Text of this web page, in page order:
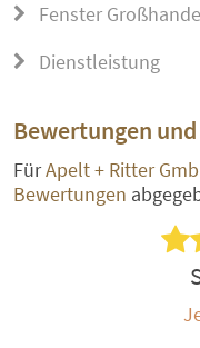
Fenster
Dienstleistung
Bewertungen
FürApelt + Ritter
Bewertungen